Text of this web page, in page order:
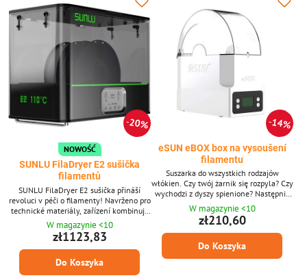
20%
NOWOŚĆ
SUNLU FilaDryer E2 sušička
filamentů
SUNLU FilaDryer E2 sušička přináší
revoluci v péči o filamenty! Navrženo pro
technické materiály, zařízení kombinuje
sušení a žíhání v jednom, což umožňuje
maximální využití potenciálu vašich
filamentů.
W magazynie <10
zł1123,83
Do Koszyka
14%
eSUN eBOX box na vysoušení
filamentu
Suszarka do wszystkich rodzajów
włókien. Czy twój żarnik się rozpyla? Czy
wychodzi z dyszy spienione? Następnie
musisz pozbyć
W magazynie <10
zł210,60
Do Koszyka